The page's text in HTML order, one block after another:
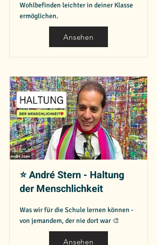
Wohlbefinden leichter in deiner Klasse
ermöglichen.
Ansehen
⭐️ André Stern - Haltung
der Menschlichkeit
Was wir für die Schule lernen können -
von jemandem, der nie dort war 🎨
Ansehen